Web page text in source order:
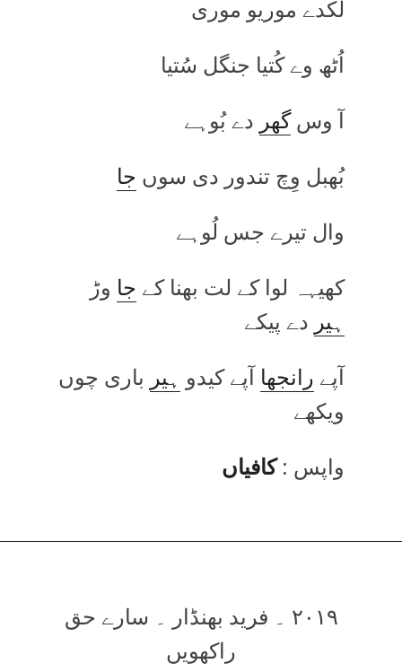
لُکدے موریو موری
اُٹھ وے کُتیا جنگل سُتیا
آ وسگھر دے بُوہے
بُھبل وِچ تندور دی سوں جا
وال تیرے جس لُوہے
کھیہہ لوا کے لت بھنا کے جا وڑ
ہیر دے پیکے
آپے رانجھا آپے کیدو ہیر باری چوں
ویکھے
واپس :کافیاں
۲۰۱۹ ۔ فرید بھنڈار ۔ سارے حق
راکھویں